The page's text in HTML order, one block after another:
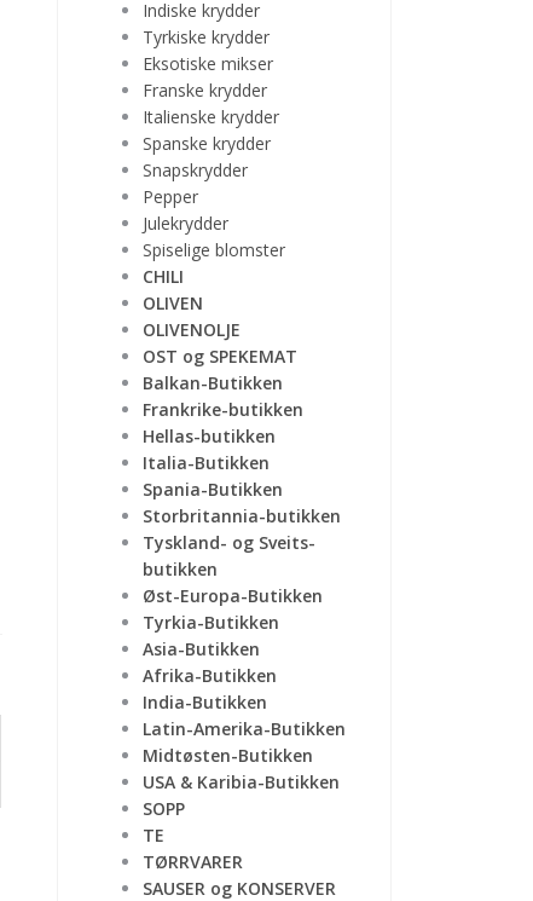
Indiske krydder
Tyrkiske krydder
Eksotiske mikser
Franske krydder
Italienske krydder
Spanske krydder
Snapskrydder
Pepper
Julekrydder
Spiselige blomster
CHILI
OLIVEN
OLIVENOLJE
OST og SPEKEMAT
Balkan-Butikken
Frankrike-butikken
Hellas-butikken
Italia-Butikken
Spania-Butikken
Storbritannia-butikken
Tyskland- og Sveits-
butikken
Øst-Europa-Butikken
Tyrkia-Butikken
Asia-Butikken
Afrika-Butikken
India-Butikken
Latin-Amerika-Butikken
Midtøsten-Butikken
USA & Karibia-Butikken
SOPP
TE
TØRRVARER
SAUSER og KONSERVER